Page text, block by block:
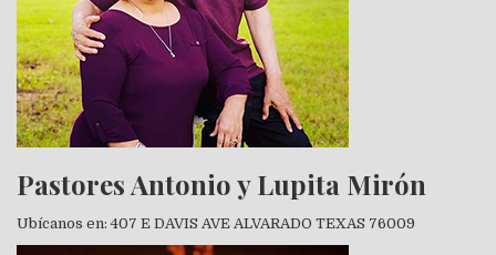
Pastores Antonio y Lupita Mirón
Ubícanos en: 407 E DAVIS AVE ALVARADO TEXAS 76009